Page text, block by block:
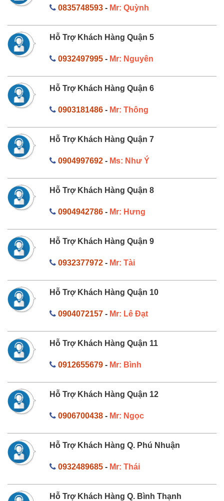
0835748593- Mr: Quỳnh
Hỗ Trợ Khách Hàng Quận 5
0932497995- Mr: Nguyên
Hỗ Trợ Khách Hàng Quận 6
0903181486- Mr: Thông
Hỗ Trợ Khách Hàng Quận 7
0904997692- Ms: Như Ý
Hỗ Trợ Khách Hàng Quận 8
0904942786- Mr: Hưng
Hỗ Trợ Khách Hàng Quận 9
0932377972- Mr: Tài
Hỗ Trợ Khách Hàng Quận 10
0904072157- Mr: Lê Đạt
Hỗ Trợ Khách Hàng Quận 11
0912655679- Mr: Bình
Hỗ Trợ Khách Hàng Quận 12
0906700438- Mr: Ngọc
Hỗ Trợ Khách Hàng Q. Phú Nhuận
0932489685- Mr: Thái
Hỗ Trợ Khách Hàng Q. Bình Thạnh